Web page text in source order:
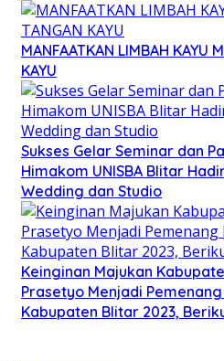
MANFAATKAN LIMBAH KAYU
KAYU
Sukses Gelar Seminar dan
Himakom UNISBA Blitar
Wedding dan Studio
Keinginan Majukan
Prasetyo Menjadi
Kabupaten Blitar 2023,